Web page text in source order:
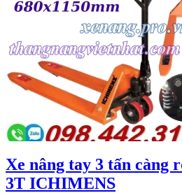
Xe nâng tay 3 tấn càng
3T ICHIMENS